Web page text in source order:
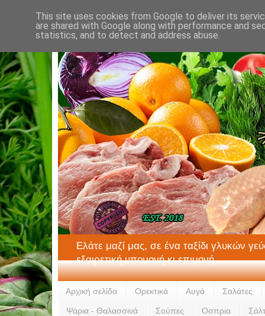
Ελάτε μαζί μας, σε ένα ταξίδι γλυκών
εξαιρετική υπομονή κι επιμονή.
Αρχική σελίδα Ορεκτικά Αυγά Σαλάτες
Ψάρια - Θαλασσινά Σούπες Οσπρια
This site uses cookies from Google to deliver its
are shared with Google along with performance and
statistics, and to detect and address abuse.